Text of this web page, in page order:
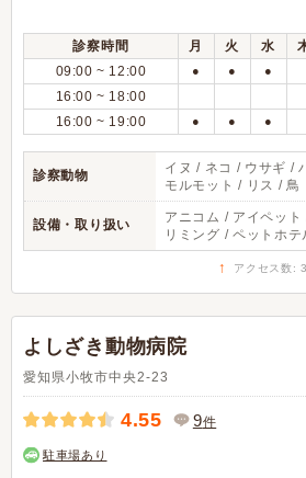
診察時間 月 火 水
09:00 ~ 12:00
● ● ●
16:00 ~ 18:00
16:00 ~ 19:00 ● ● ●
診察動物
イヌ / ネコ / ウサギ /
モルモット / リス / 鳥
設備・取り扱い
アニコム / アイペッ
リミング / ペットホテ
↑ アクセス数:
よしざき動物病院
愛知県小牧市中央2-23
4.55 9件
駐車場あり